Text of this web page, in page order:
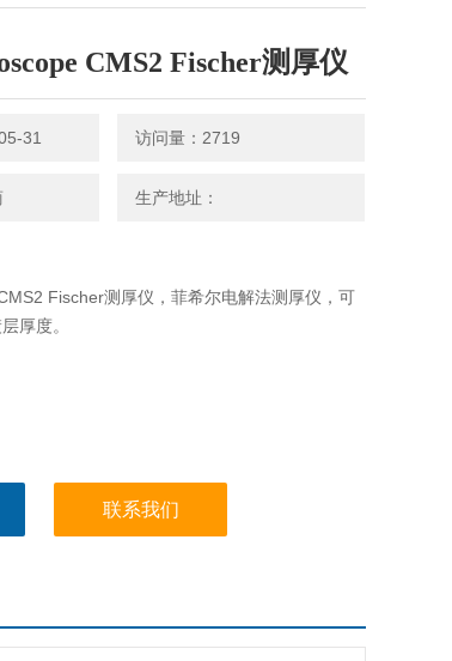
CMS2 Fischer测厚仪
31 访问量：2719
生产地址：
Fischer测厚仪，菲希尔电解法测厚仪，可
厚度。
联系我们